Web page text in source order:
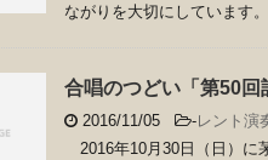
ながりを大切にしています。
合唱のつどい「第50回
2016/11/05 -レント演
2016年10月30日（日）に